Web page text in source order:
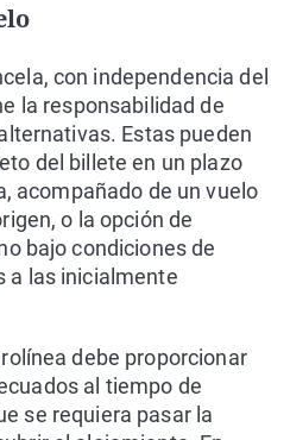
con independencia del
la responsabilidad de
Estas pueden
del billete en un plazo
acompañado de un vuelo
o la opción de
bajo condiciones de
a las inicialmente
debe proporcionar
al tiempo de
se requiera pasar la